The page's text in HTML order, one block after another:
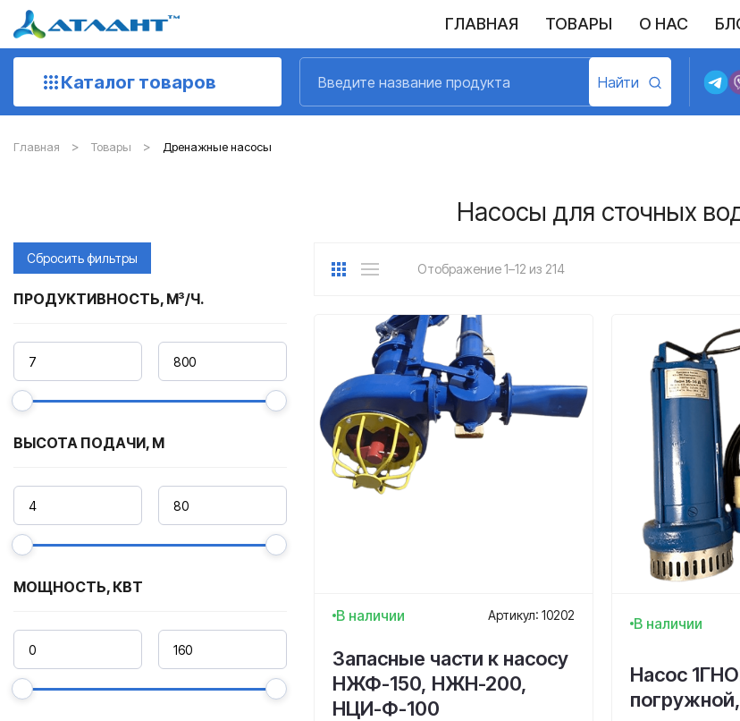
ГЛАВНАЯ ТОВАРЫ О НАС
Каталог товаров
Главная Товары Дренажные насосы
Насосы для сточных
Отображение 1–12 из 214
В наличии Артикул: 10202
Запасные части к насосу
НЖФ-150, НЖН-200,
НЦИ-Ф-100
В наличии
Насос
Сбросить фильтры
ПРОДУКТИВНОСТЬ, М³/Ч.
ВЫСОТА ПОДАЧИ, М
МОЩНОСТЬ, КВТ